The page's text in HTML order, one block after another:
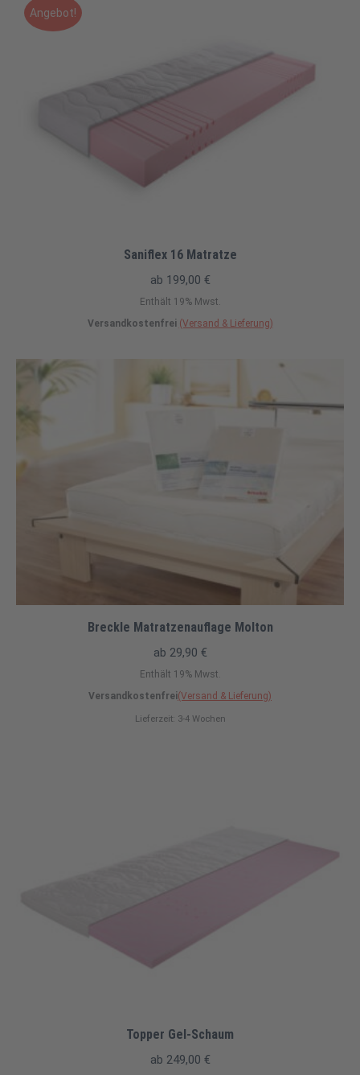
Angebot!
Saniflex 16 Matratze
ab 199,00 €
Enthält 19% Mwst.
Versandkostenfrei (Versand & Lieferung)
Breckle Matratzenauflage Molton
ab 29,90 €
Enthält 19% Mwst.
Versandkostenfrei(Versand & Lieferung)
Lieferzeit: 3-4 Wochen
Topper Gel-Schaum
ab 249,00 €